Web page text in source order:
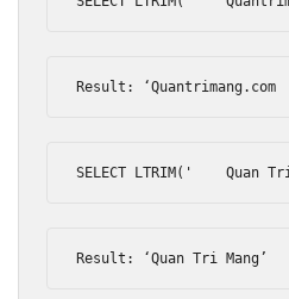
Result : ‘Quantrimang.
SELECT LTRIM ( '    Quan Tri
Result : ‘Quan Tri Mang’